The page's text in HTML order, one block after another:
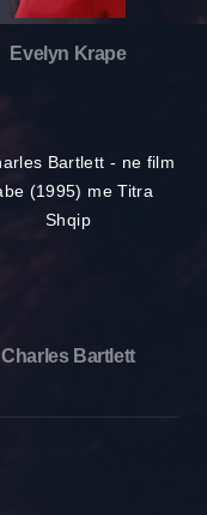
Evelyn Krape
Charles Bartlett